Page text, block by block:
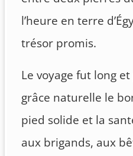
l’heure en terre
trésor promis.
Le voyage fut long
grâce naturelle le
pied solide et la
aux brigands, aux